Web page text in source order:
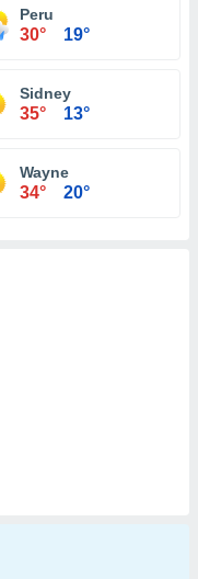
Peru
30° 19°
Sidney
35° 13°
Wayne
34° 20°